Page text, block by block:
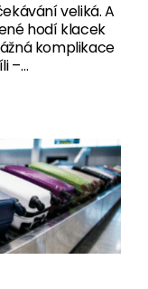
veliká. A
hodí klacek
komplikace
–…